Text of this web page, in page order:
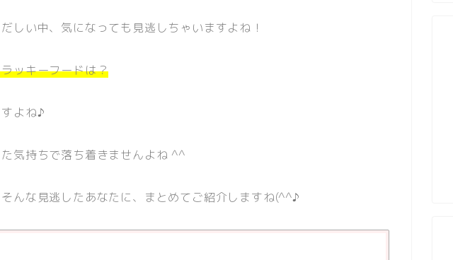
しい中、気になっても見逃しちゃいますよね！
ッキーフードは？
よね♪
気持ちで落ち着きませんよね ^^
んな見逃したあなたに、まとめてご紹介しますね(^^♪